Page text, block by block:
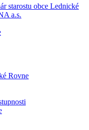
starostu obce Lednické
a.s.
Rovne